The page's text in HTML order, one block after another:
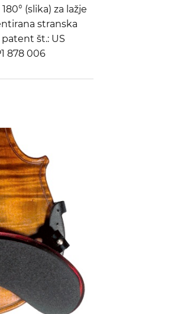
(slika) za lažje
stranska
št.: US
878 006